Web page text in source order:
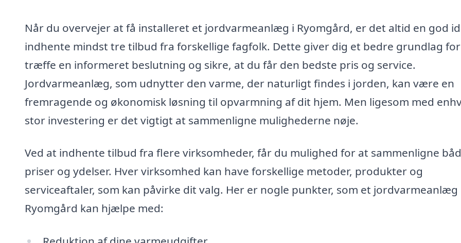
Når du overvejer at få installeret et jordvarmeanlæg i Ryomgård, er det altid en god
indhente mindst tre tilbud fra forskellige fagfolk. Dette giver dig et bedre grundlag
træffe en informeret beslutning og sikre, at du får den bedste pris og service.
Jordvarmeanlæg, som udnytter den varme, der naturligt findes i jorden, kan være en
fremragende og økonomisk løsning til opvarmning af dit hjem. Men ligesom med
stor investering er det vigtigt at sammenligne mulighederne nøje.
Ved at indhente tilbud fra flere virksomheder, får du mulighed for at sammenligne
priser og ydelser. Hver virksomhed kan have forskellige metoder, produkter og
serviceaftaler, som kan påvirke dit valg. Her er nogle punkter, som et jordvarmeanlæg
Ryomgård kan hjælpe med: